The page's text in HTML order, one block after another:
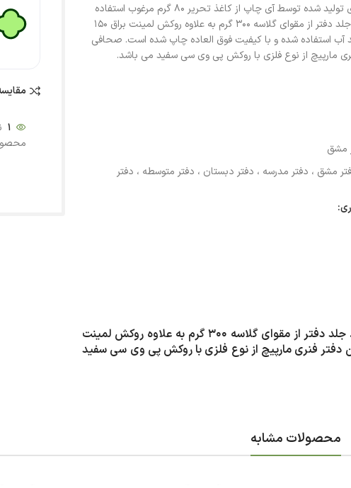
در دفتر های تولید شده توسط آی چاپ از کاغذ تحریر 80 گرم مرغوب استفاده
شده است. جلد دفتر از مقوای گلاسه 300 گرم به علاوه روکش لمینت براق 150
آب استفاده شده و با کیفیت فوق العاده چاپ شده است. صحافی
مارپیچ از نوع فلزی با روکش پی وی سی سفید می باشد.
مشق
مشق ، دفتر مدرسه ، دفتر دبستان ، دفتر متوسطه ، دفتر
1
در دفتر های تولید شده توسط آی چاپ از کاغذ تحریر 80 گرم مرغوب استفاده شده است. جلد دفتر از مقوای گلاسه 300 گرم به علاوه روکش لمینت
دفتر فنری مارپیچ از نوع فلزی با روکش پی وی سی سفید
محصولات مشابه